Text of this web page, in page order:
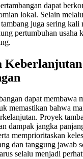
dapat
lokal. Selain
juga sering kali
pertumbuhan usaha
dapat membawa
memastikan bahwa
Proyek
dampak jangka
memprioritaskan
dan tanggung jawab
selalu menjadi